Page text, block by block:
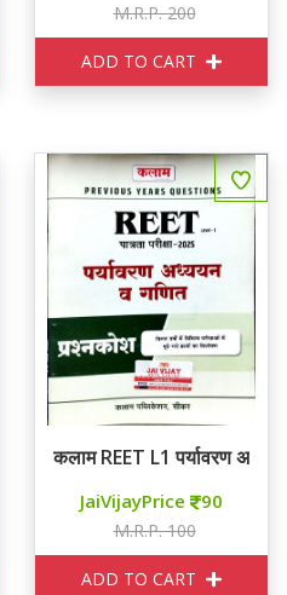
M.R.P. 200
ADD TO CART
वस्तुनिष्ठ प्रश्न
कलाम REET L1 पर्यावरण
JaiVijayPrice 90
M.R.P. 100
ADD TO CART